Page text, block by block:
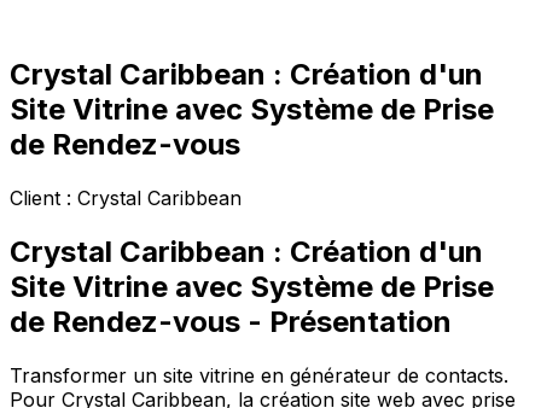
Crystal Caribbean : Création d'un
Site Vitrine avec Système de Prise
de Rendez-vous
Client : Crystal Caribbean
Crystal Caribbean : Création d'un
Site Vitrine avec Système de Prise
de Rendez-vous - Présentation
Transformer un site vitrine en générateur de contacts.
Pour Crystal Caribbean, la création site web avec prise